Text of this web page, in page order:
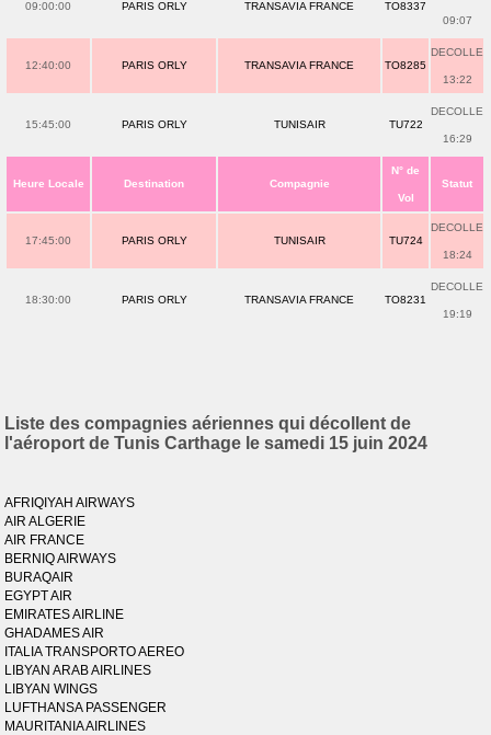
09:00:00 PARIS ORLY TRANSAVIA FRANCE TO8337
09:07
12:40:00 PARIS ORLY TRANSAVIA FRANCE TO8285
DECOLLE
13:22
15:45:00 PARIS ORLY TUNISAIR TU722
DECOLLE
16:29
Heure Locale Destination Compagnie
N° de
Vol
Statut
17:45:00 PARIS ORLY TUNISAIR TU724
DECOLLE
18:24
18:30:00 PARIS ORLY TRANSAVIA FRANCE TO8231
DECOLLE
19:19
Liste des compagnies aériennes qui décollent de
l'aéroport de Tunis Carthage le samedi 15 juin 2024
AFRIQIYAH AIRWAYS
AIR ALGERIE
AIR FRANCE
BERNIQ AIRWAYS
BURAQAIR
EGYPT AIR
EMIRATES AIRLINE
GHADAMES AIR
ITALIA TRANSPORTO AEREO
LIBYAN ARAB AIRLINES
LIBYAN WINGS
LUFTHANSA PASSENGER
MAURITANIA AIRLINES